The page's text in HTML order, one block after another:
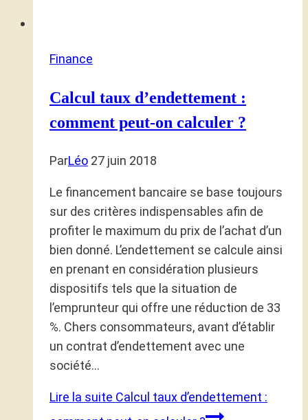
Finance
Calcul taux d’endettement :
comment peut-on calculer ?
ParLéo 27 juin 2018
Le financement bancaire se base toujours
sur des critères indispensables afin de
profiter le maximum du prix de l’achat d’un
bien donné. L’endettement se calcule ainsi
en prenant en considération plusieurs
dispositifs tels que la situation de
l’emprunteur qui offre une réduction de 33
%. Chers consommateurs, avant d’établir
un contrat d’endettement avec une
société…
Lire la suite Calcul taux d’endettement :